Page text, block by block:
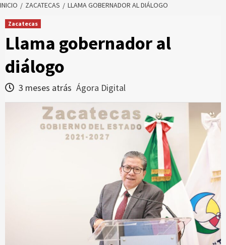
INICIO ZACATECAS LLAMA GOBERNADOR AL DIÁLOGO
Zacatecas
Llama gobernador al
diálogo
3 meses atrás Ágora Digital